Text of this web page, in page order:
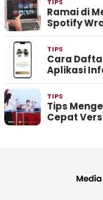
Ramai di
Spotify
TIPS
Cara
Aplikasi
TIPS
Tips
Cepat